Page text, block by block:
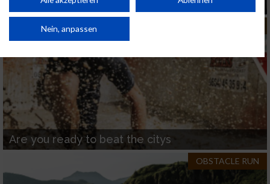
970 & 570
Are you ready to beat the citys
OBSTACLE RUN
von Inhalten.
Daten können außerhalb der Europäischen Union weitergegeben und in die
Website/App.
Partnerliste anzeigen (1 IAB-Anbieter)
Wir nutzen Ihre Daten für folgende Zwecke:
IAB-Verarbeitungszwecke:
Speichern von oder Zugriff auf Informationen
auf einem Endgerät
Verwendung reduzierter Daten zur Auswahl
Nein, anpassen